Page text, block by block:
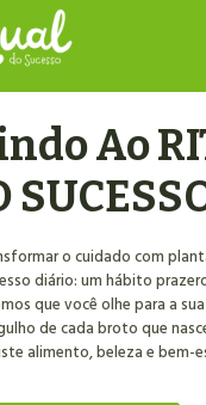
Ao
o cuidado com
diário: um hábito
que você olhe para a
de cada broto que
alimento, beleza e bem-